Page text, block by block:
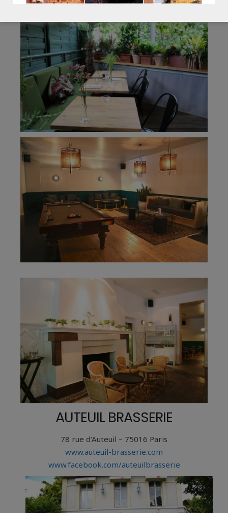
AUTEUIL BRASSERIE
78 rue d’Auteuil – 75016 Paris
www.auteuil-brasserie.com
www.facebook.com/auteuilbrasserie